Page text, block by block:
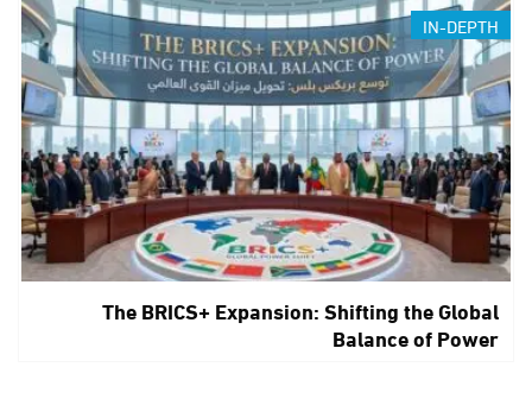
IN-DEPTH
The BRICS+ Expansion: Shifting the Global
Balance of Power